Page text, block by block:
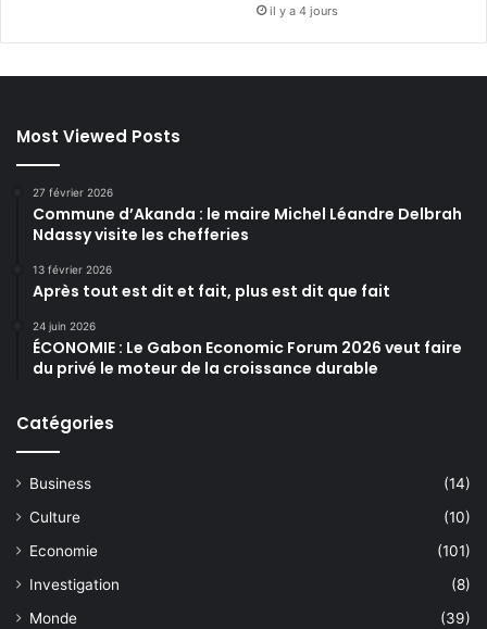
il y a 4 jours
Most Viewed Posts
27 février 2026
Commune d’Akanda : le maire Michel Léandre Delbrah
Ndassy visite les chefferies
13 février 2026
Après tout est dit et fait, plus est dit que fait
24 juin 2026
ÉCONOMIE : Le Gabon Economic Forum 2026 veut faire
du privé le moteur de la croissance durable
Catégories
Business
(14)
Culture
(10)
Economie
(101)
Investigation
(8)
Monde
(39)